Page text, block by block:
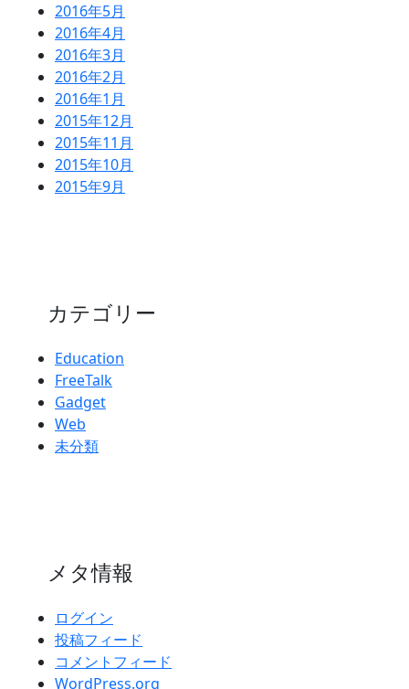
2016年5月
2016年4月
2016年3月
2016年2月
2016年1月
2015年12月
2015年11月
2015年10月
2015年9月
カテゴリー
Education
FreeTalk
Gadget
Web
未分類
メタ情報
ログイン
投稿フィード
コメントフィード
WordPress.org